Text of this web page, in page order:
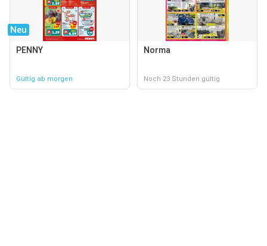
Neu
PENNY
Gültig ab morgen
Norma
Noch 23 Stunden gültig